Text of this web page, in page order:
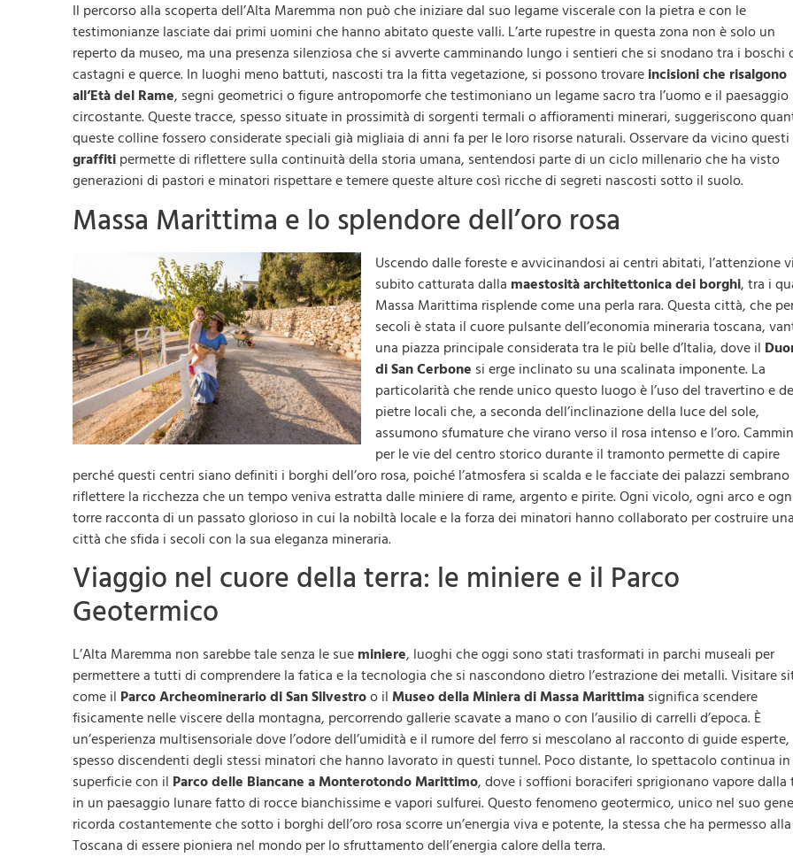
Il percorso alla scoperta dell’Alta Maremma non può che iniziare dal suo legame viscerale con la pietra e con le
testimonianze lasciate dai primi uomini che hanno abitato queste valli. L’arte rupestre in questa zona non è solo un
reperto da museo, ma una presenza silenziosa che si avverte camminando lungo i sentieri che si snodano tra i boschi
castagni e querce. In luoghi meno battuti, nascosti tra la fitta vegetazione, si possono trovare incisioni che risalgono
all’Età del Rame, segni geometrici o figure antropomorfe che testimoniano un legame sacro tra l’uomo e il paesaggio
circostante. Queste tracce, spesso situate in prossimità di sorgenti termali o affioramenti minerari, suggeriscono
queste colline fossero considerate speciali già migliaia di anni fa per le loro risorse naturali. Osservare da vicino questi
graffiti permette di riflettere sulla continuità della storia umana, sentendosi parte di un ciclo millenario che ha visto
generazioni di pastori e minatori rispettare e temere queste alture così ricche di segreti nascosti sotto il suolo.
Massa Marittima e lo splendore dell’oro rosa
Uscendo dalle foreste e avvicinandosi ai centri abitati, l’attenzione
subito catturata dalla maestosità architettonica dei borghi, tra i
Massa Marittima risplende come una perla rara. Questa città, che
secoli è stata il cuore pulsante dell’economia mineraria toscana,
una piazza principale considerata tra le più belle d’Italia, dove il
di San Cerbone si erge inclinato su una scalinata imponente. La
particolarità che rende unico questo luogo è l’uso del travertino e
pietre locali che, a seconda dell’inclinazione della luce del sole,
assumono sfumature che virano verso il rosa intenso e l’oro.
per le vie del centro storico durante il tramonto permette di capire
perché questi centri siano definiti i borghi dell’oro rosa, poiché l’atmosfera si scalda e le facciate dei palazzi sembrano
riflettere la ricchezza che un tempo veniva estratta dalle miniere di rame, argento e pirite. Ogni vicolo, ogni arco e
torre racconta di un passato glorioso in cui la nobiltà locale e la forza dei minatori hanno collaborato per costruire una
città che sfida i secoli con la sua eleganza mineraria.
Viaggio nel cuore della terra: le miniere e il Parco
Geotermico
L’Alta Maremma non sarebbe tale senza le sue miniere, luoghi che oggi sono stati trasformati in parchi museali per
permettere a tutti di comprendere la fatica e la tecnologia che si nascondono dietro l’estrazione dei metalli. Visitare
come il Parco Archeominerario di San Silvestroo il Museo della Miniera di Massa Marittima significa scendere
fisicamente nelle viscere della montagna, percorrendo gallerie scavate a mano o con l’ausilio di carrelli d’epoca. È
un’esperienza multisensoriale dove l’odore dell’umidità e il rumore del ferro si mescolano al racconto di guide esperte,
spesso discendenti degli stessi minatori che hanno lavorato in questi tunnel. Poco distante, lo spettacolo continua in
superficie con il Parco delle Biancane a Monterotondo Marittimo, dove i soffioni boraciferi sprigionano vapore dalla
in un paesaggio lunare fatto di rocce bianchissime e vapori sulfurei. Questo fenomeno geotermico, unico nel suo
ricorda costantemente che sotto i borghi dell’oro rosa scorre un’energia viva e potente, la stessa che ha permesso alla
Toscana di essere pioniera nel mondo per lo sfruttamento dell’energia calore della terra.